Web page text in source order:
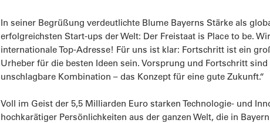
In seiner Begrüßung verdeutlichte Blume Bayerns Stärke als
erfolgreichsten Start-ups der Welt: Der Freistaat is Place to be.
internationale Top-Adresse! Für uns ist klar: Fortschritt ist ein
Urheber für die besten Ideen sein. Vorsprung und Fortschritt
unschlagbare Kombination – das Konzept für eine gute Zukunft.“
Voll im Geist der 5,5 Milliarden Euro starken Technologie- und
hochkarätiger Persönlichkeiten aus der ganzen Welt, die in